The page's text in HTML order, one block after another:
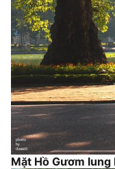
Mặt Hồ Gươm